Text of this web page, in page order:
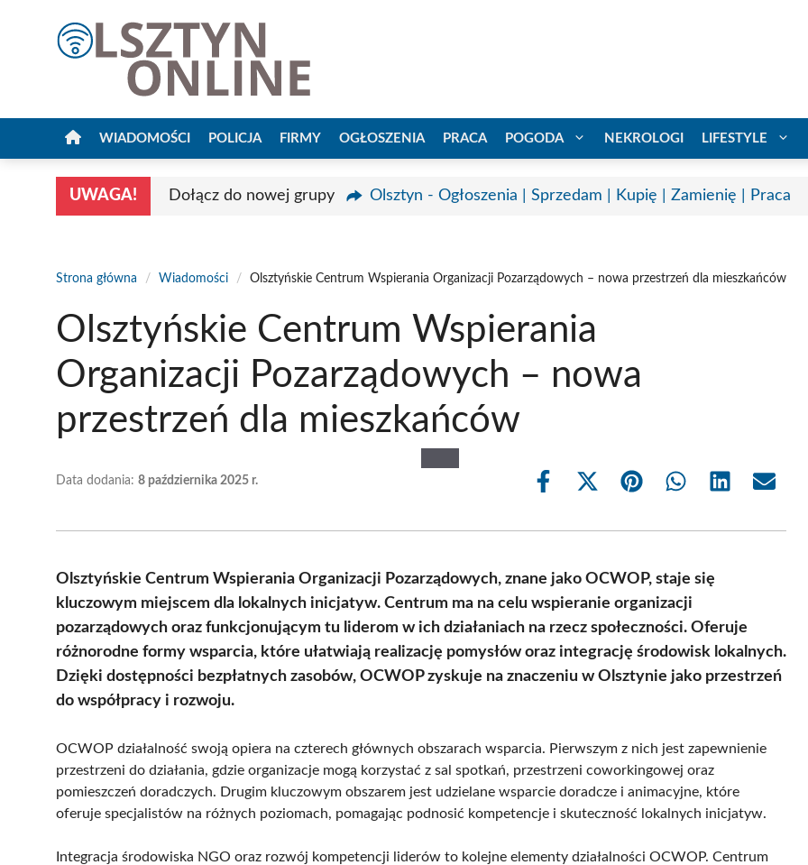
WIADOMOŚCI POLICJA FIRMY OGŁOSZENIA PRACA POGODA NEKROLOGI LIFESTYLE
UWAGA! Dołącz do nowej grupy Olsztyn - Ogłoszenia | Sprzedam | Kupię | Zamienię | Praca
Strona główna / Wiadomości / Olsztyńskie Centrum Wspierania Organizacji Pozarządowych – nowa przestrzeń dla mieszkańców
Olsztyńskie Centrum Wspierania
Organizacji Pozarządowych – nowa
przestrzeń dla mieszkańców
Data dodania: 8 października 2025 r.
Share
Share
(Twitter)
Share Share Share Share
Olsztyńskie Centrum Wspierania Organizacji Pozarządowych, znane jako OCWOP, staje się
kluczowym miejscem dla lokalnych inicjatyw. Centrum ma na celu wspieranie organizacji
pozarządowych oraz funkcjonującym tu liderom w ich działaniach na rzecz społeczności. Oferuje
różnorodne formy wsparcia, które ułatwiają realizację pomysłów oraz integrację środowisk lokalnych.
Dzięki dostępności bezpłatnych zasobów, OCWOP zyskuje na znaczeniu w Olsztynie jako przestrzeń
do współpracy i rozwoju.
OCWOP działalność swoją opiera na czterech głównych obszarach wsparcia. Pierwszym z nich jest zapewnienie
przestrzeni do działania, gdzie organizacje mogą korzystać z sal spotkań, przestrzeni coworkingowej oraz
pomieszczeń doradczych. Drugim kluczowym obszarem jest udzielane wsparcie doradcze i animacyjne, które
oferuje specjalistów na różnych poziomach, pomagając podnosić kompetencje i skuteczność lokalnych inicjatyw.
Integracja środowiska NGO oraz rozwój kompetencji liderów to kolejne elementy działalności OCWOP. Centrum